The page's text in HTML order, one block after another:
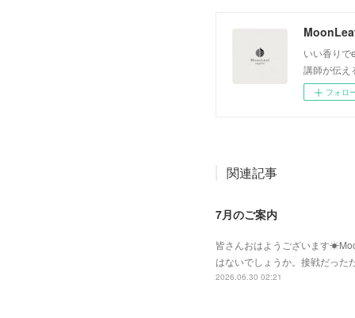
いい香り
講師が伝え
フォロ
関連記事
7月のご案内
皆さんおはようございます
はないでしょうか。接戦だった
2026.06.30 02:21